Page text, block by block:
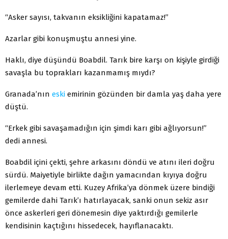
“Asker sayısı, takvanın eksikliğini kapatamaz!”
Azarlar gibi konuşmuştu annesi yine.
Haklı, diye düşündü Boabdil. Tarık bire karşı on kişiyle girdiği
savaşla bu toprakları kazanmamış mıydı?
Granada’nın eski emirinin gözünden bir damla yaş daha yere
düştü.
“Erkek gibi savaşamadığın için şimdi karı gibi ağlıyorsun!”
dedi annesi.
Boabdil içini çekti, şehre arkasını döndü ve atını ileri doğru
sürdü. Maiyetiyle birlikte dağın yamacından kıyıya doğru
ilerlemeye devam etti. Kuzey Afrika’ya dönmek üzere bindiği
gemilerde dahi Tarık’ı hatırlayacak, sanki onun sekiz asır
önce askerleri geri dönemesin diye yaktırdığı gemilerle
kendisinin kaçtığını hissedecek, hayıflanacaktı.